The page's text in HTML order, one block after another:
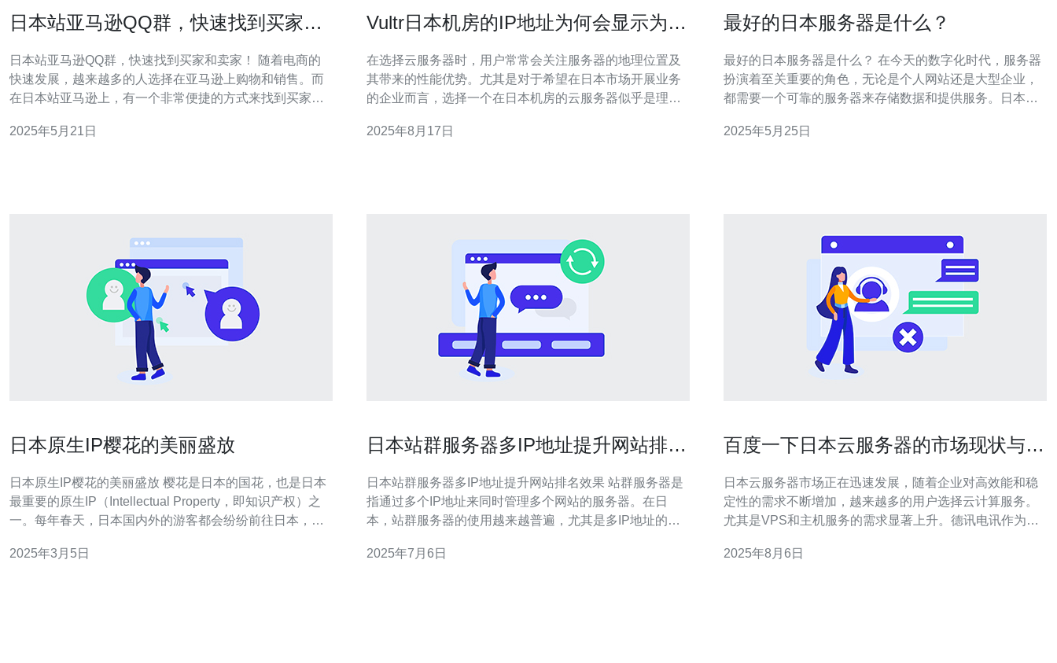
日本站亚马逊QQ群，快速找到买家和
日本站亚马逊QQ群，快速找到买家和卖家！ 随着电商的
快速发展，越来越多的人选择在亚马逊上购物和销售。而
在日本站亚马逊上，有一个非常便捷的方式来找到买家和
以快速找到感兴趣的商品和潜在的买家或卖家。群内成员
2025年5月21日
Vultr日本机房的IP地址为何会显示为美
在选择云服务器时，用户常常会关注服务器的地理位置及
其带来的性能优势。尤其是对于希望在日本市场开展业务
的企业而言，选择一个在日本机房的云服务器似乎是理所
其分配的IP地址竟然显示为美国。这让许多用户感到困
2025年8月17日
最好的日本服务器是什么？
最好的日本服务器是什么？ 在今天的数字化时代，服务器
扮演着至关重要的角色，无论是个人网站还是大型企业，
都需要一个可靠的服务器来存储数据和提供服务。日本作
那么究竟哪家是最好的呢？ 在日本，有许多知名的服务器
2025年5月25日
日本原生IP樱花的美丽盛放
日本原生IP樱花的美丽盛放 樱花是日本的国花，也是日本
最重要的原生IP（Intellectual Property，即知识产权）之
一。每年春天，日本国内外的游客都会纷纷前往日本，欣
山樱、寒樱和八重樱。山樱是最早开花的品种，通常在三
2025年3月5日
日本站群服务器多IP地址提升网站排名
日本站群服务器多IP地址提升网站排名效果 站群服务器是
指通过多个IP地址来同时管理多个网站的服务器。在日
本，站群服务器的使用越来越普遍，尤其是多IP地址的站
网站排名时会考虑到网站的IP地址。如果多个网站共享同
2025年7月6日
百度一下日本云服务器的市场现状与前
日本云服务器市场正在迅速发展，随着企业对高效能和稳
定性的需求不断增加，越来越多的用户选择云计算服务。
尤其是VPS和主机服务的需求显著上升。德讯电讯作为该
了众多企业的首选。本文将深入探讨日本云服务器市场的
2025年8月6日